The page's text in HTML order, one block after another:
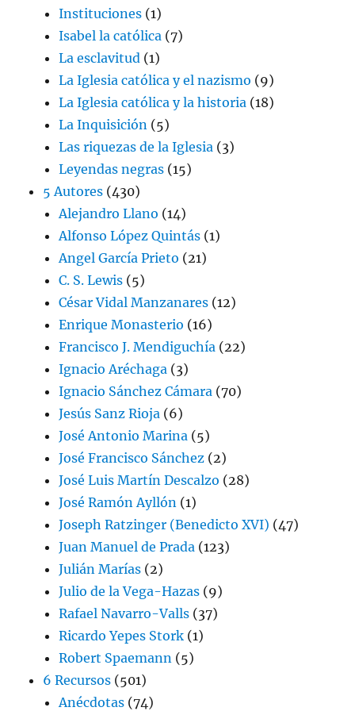
Instituciones (1)
Isabel la católica (7)
La esclavitud (1)
La Iglesia católica y el nazismo (9)
La Iglesia católica y la historia (18)
La Inquisición (5)
Las riquezas de la Iglesia (3)
Leyendas negras (15)
5 Autores (430)
Alejandro Llano (14)
Alfonso López Quintás (1)
Angel García Prieto (21)
C. S. Lewis (5)
César Vidal Manzanares (12)
Enrique Monasterio (16)
Francisco J. Mendiguchía (22)
Ignacio Aréchaga (3)
Ignacio Sánchez Cámara (70)
Jesús Sanz Rioja (6)
José Antonio Marina (5)
José Francisco Sánchez (2)
José Luis Martín Descalzo (28)
José Ramón Ayllón (1)
Joseph Ratzinger (Benedicto XVI) (47)
Juan Manuel de Prada (123)
Julián Marías (2)
Julio de la Vega-Hazas (9)
Rafael Navarro-Valls (37)
Ricardo Yepes Stork (1)
Robert Spaemann (5)
6 Recursos (501)
Anécdotas (74)